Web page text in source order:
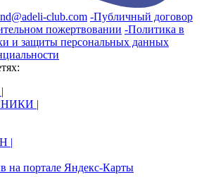
club.com -Публичный договор
пожертвовании -Политика в
и защиты персональных данных
|
|
на портале Яндекс-Карты